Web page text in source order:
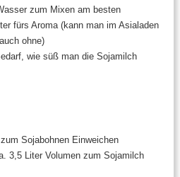
zum Mixen am besten
fürs Aroma (kann man im Asialaden
ohne)
wie süß man die Sojamilch
Sojabohnen Einweichen
3,5 Liter Volumen zum Sojamilch